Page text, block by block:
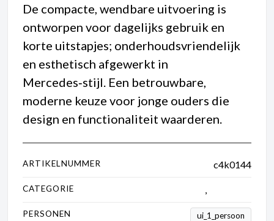
De compacte, wendbare uitvoering is
ontworpen voor dagelijks gebruik en
korte uitstapjes; onderhoudsvriendelijk
en esthetisch afgewerkt in
Mercedes‑stijl. Een betrouwbare,
moderne keuze voor jonge ouders die
design en functionaliteit waarderen.
ARTIKELNUMMER c4k0144
CATEGORIE
PERSONEN ui_1_persoon